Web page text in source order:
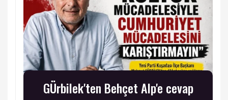
GÜrbilek'ten Behçet Alp'e cevap